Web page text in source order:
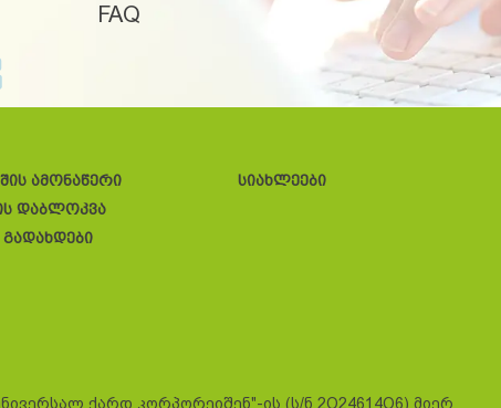
FAQ
ამონაწერი
დაბლოკვა
გადახდები
სიახლეები
ქარდ კორპორეიშენ"-ის (ს/ნ 2O24614O6) მიერ